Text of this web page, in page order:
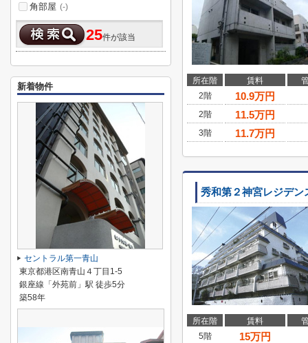
所在階 賃料
2階
10.9万円
2階 11.5万円
3階 11.7万円
秀和第２神宮レジデン
所在階 賃料
5階
15万円
角部屋 (-)
25件が該当
新着物件
セントラル第一青山
東京都港区南青山４丁目1-5
銀座線「外苑前」駅 徒歩5分
築58年